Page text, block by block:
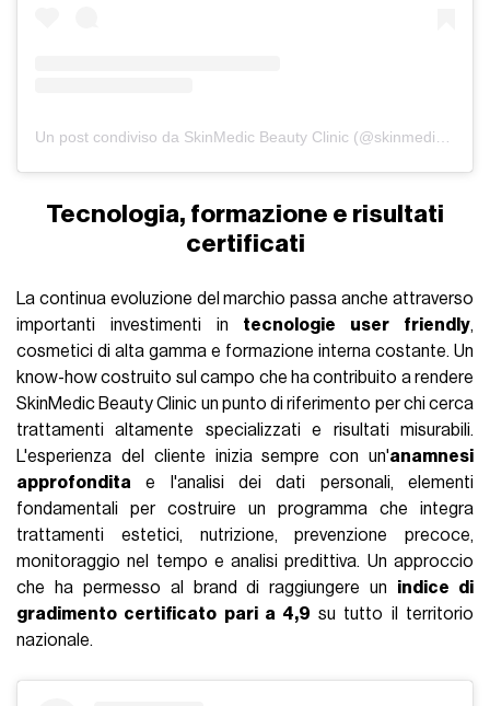
Tecnologia, formazione e risultati
certificati
La continua evoluzione del marchio passa anche attraverso
importanti investimenti in tecnologie user friendly,
cosmetici di alta gamma e formazione interna costante. Un
know-how costruito sul campo che ha contribuito a rendere
SkinMedic Beauty Clinic un punto di riferimento per chi cerca
trattamenti altamente specializzati e risultati misurabili.
L'esperienza del cliente inizia sempre con un'anamnesi
approfondita e l'analisi dei dati personali, elementi
fondamentali per costruire un programma che integra
trattamenti estetici, nutrizione, prevenzione precoce,
monitoraggio nel tempo e analisi predittiva. Un approccio
che ha permesso al brand di raggiungere un indice di
gradimento certificato pari a 4,9 su tutto il territorio
nazionale.